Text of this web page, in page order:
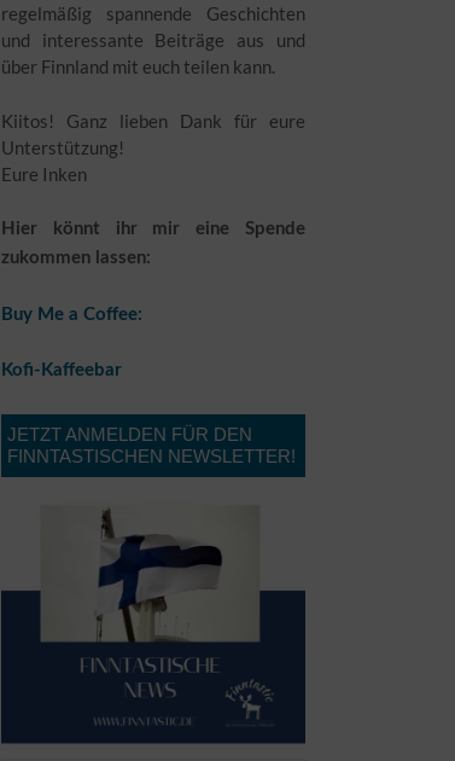
regelmäßig spannende Geschichten
und interessante Beiträge aus und
über Finnland mit euch teilen kann.
Kiitos! Ganz lieben Dank für eure
Unterstützung!
Eure Inken
Hier könnt ihr mir eine Spende
zukommen lassen:
Buy Me a Coffee:
Kofi-Kaffeebar
JETZT ANMELDEN FÜR DEN
FINNTASTISCHEN NEWSLETTER!